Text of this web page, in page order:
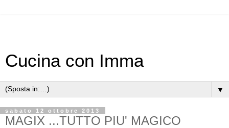
Cucina con Imma
▼
sabato 12 ottobre 2013
MAGIX ...TUTTO PIU' MAGICO